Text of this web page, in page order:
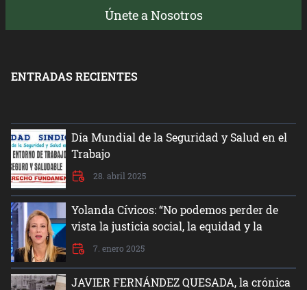
Únete a Nosotros
ENTRADAS RECIENTES
Día Mundial de la Seguridad y Salud en el
Trabajo
28. abril 2025
Yolanda Cívicos: “No podemos perder de
vista la justicia social, la equidad y la
dignidad del ser humano”
7. enero 2025
JAVIER FERNÁNDEZ QUESADA, la crónica